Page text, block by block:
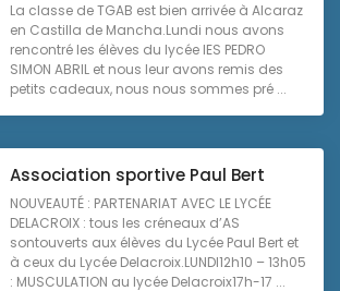
La classe de TGAB est bien arrivée à Alcaraz
en Castilla de Mancha.Lundi nous avons
rencontré les élèves du lycée IES PEDRO
SIMON ABRIL et nous leur avons remis des
petits cadeaux, nous nous sommes pré ...
Association sportive Paul Bert
NOUVEAUTÉ : PARTENARIAT AVEC LE LYCÉE
DELACROIX : tous les créneaux d’AS
sontouverts aux élèves du Lycée Paul Bert et
à ceux du Lycée Delacroix.LUNDI12h10 – 13h05
: MUSCULATION au lycée Delacroix17h-17 ...